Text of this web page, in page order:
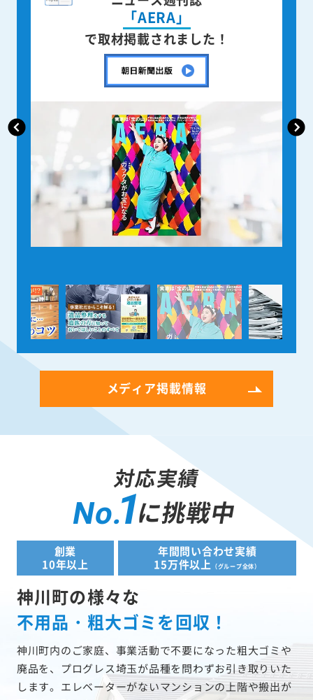
「朝日新聞」
で取材掲載されました！
メディア掲載情報
対応実績
No.1に挑戦中
創業
10年以上
年間問い合わせ実績
15万件以上
（グループ全体）
神川町の様々な
不用品・粗大ゴミを回収！
神川町内のご家庭、事業活動で不要になった粗大ゴミや
廃品を、プログレス埼玉が品種を問わずお引き取りいた
します。エレベーターがないマンションの上階や搬出が